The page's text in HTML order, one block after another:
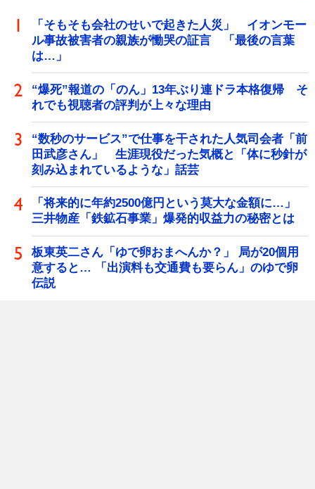
「そもそも会社のせいで起きた人災」 イオンモー
ル事故被害者の親族が慟哭の証言 「最後の言葉
は…」
“爆死”報道の「のん」13年ぶり連ドラ本格復帰 そ
れでも視聴者の評判が上々な理由
“数秒のサービス”で仕事を干された人気司会者「前
田武彦さん」 生涯現役だった気概と「体に秒針が
刻み込まれているような」話芸
「将来的に年約2500億円という莫大な金額に…」
三井物産「鉄鉱石事業」爆発的収益力の秘密とは
板東英二さん「ゆで卵おまへんか？」 局が20個用
意すると… 「出演料も交通費も要らん」のゆで卵
伝説